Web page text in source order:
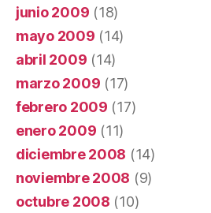
junio 2009 (18)
mayo 2009 (14)
abril 2009 (14)
marzo 2009 (17)
febrero 2009 (17)
enero 2009 (11)
diciembre 2008 (14)
noviembre 2008 (9)
octubre 2008 (10)